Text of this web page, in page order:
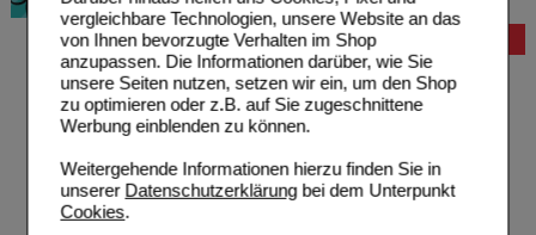
vergleichbare Technologien, unsere Website an das
von Ihnen bevorzugte Verhalten im Shop
anzupassen. Die Informationen darüber, wie Sie
unsere Seiten nutzen, setzen wir ein, um den Shop
zu optimieren oder z.B. auf Sie zugeschnittene
Werbung einblenden zu können.
Weitergehende Informationen hierzu finden Sie in
unserer Datenschutzerklärungbei dem Unterpunkt
Cookies.
Bestellung
Hilfe zur Anmeldung
Hilfe zum Bestellvorgang
Zahlungsmöglichkeiten
Rezepte einlösen
Freiumschläge anfordern
Freiumschläge downloaden
Auslandsbestellung